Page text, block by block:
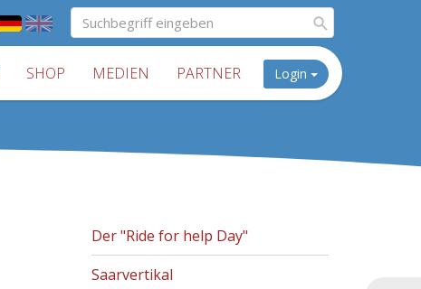
SHOP MEDIEN PARTNER Login
Der "Ride for help Day"
Saarvertikal